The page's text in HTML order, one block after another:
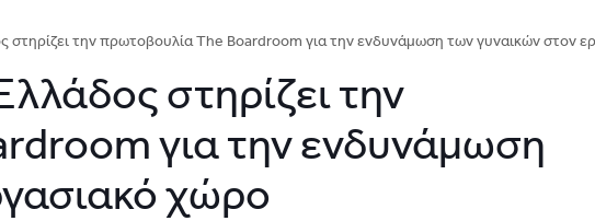
στηρίζει την πρωτοβουλία The Boardroom για την ενδυνάμωση των γυναικών στον
στηρίζει την
για την ενδυνάμωση
χώρο